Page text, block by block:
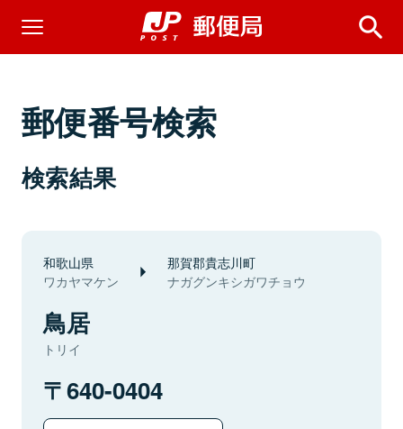
郵便番号検索
検索結果
和歌山県
ワカヤマケン
那賀郡貴志川町
ナガグンキシガワチョウ
鳥居
トリイ
640-0404